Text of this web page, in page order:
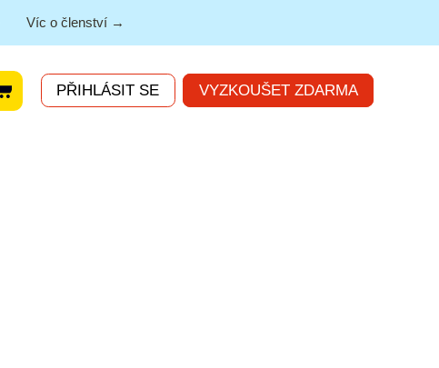
Víc o členství →
PŘIHLÁSIT SE VYZKOUŠET ZDARMA